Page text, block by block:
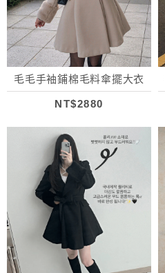
毛毛手袖鋪棉毛料傘擺大衣
NT$2880